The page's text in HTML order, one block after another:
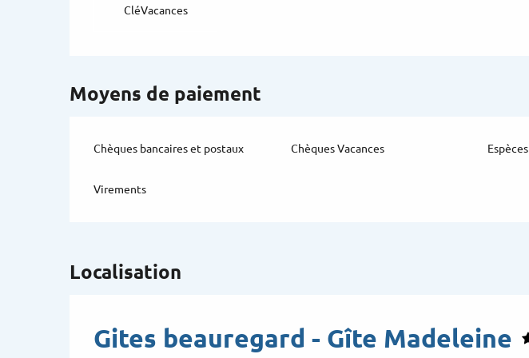
CléVacances
Moyens de paiement
Chèques bancaires et postaux Chèques Vacances Espèces
Virements
Localisation
Gites beauregard - Gîte Madeleine